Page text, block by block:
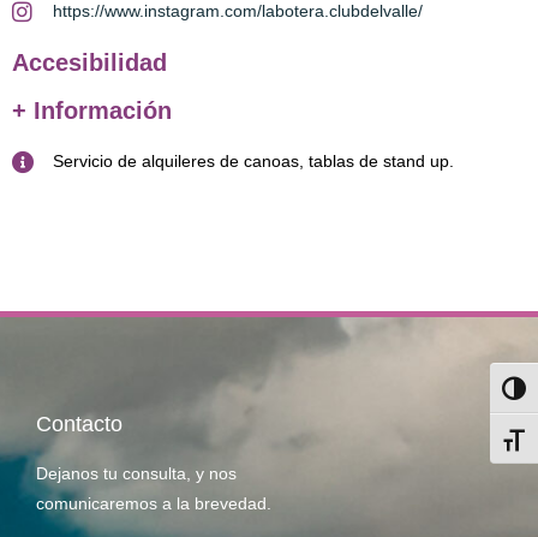
https://www.instagram.com/labotera.clubdelvalle/
Accesibilidad
+ Información
Servicio de alquileres de canoas, tablas de stand up.
Contacto
Dejanos tu consulta, y nos
comunicaremos a la brevedad.